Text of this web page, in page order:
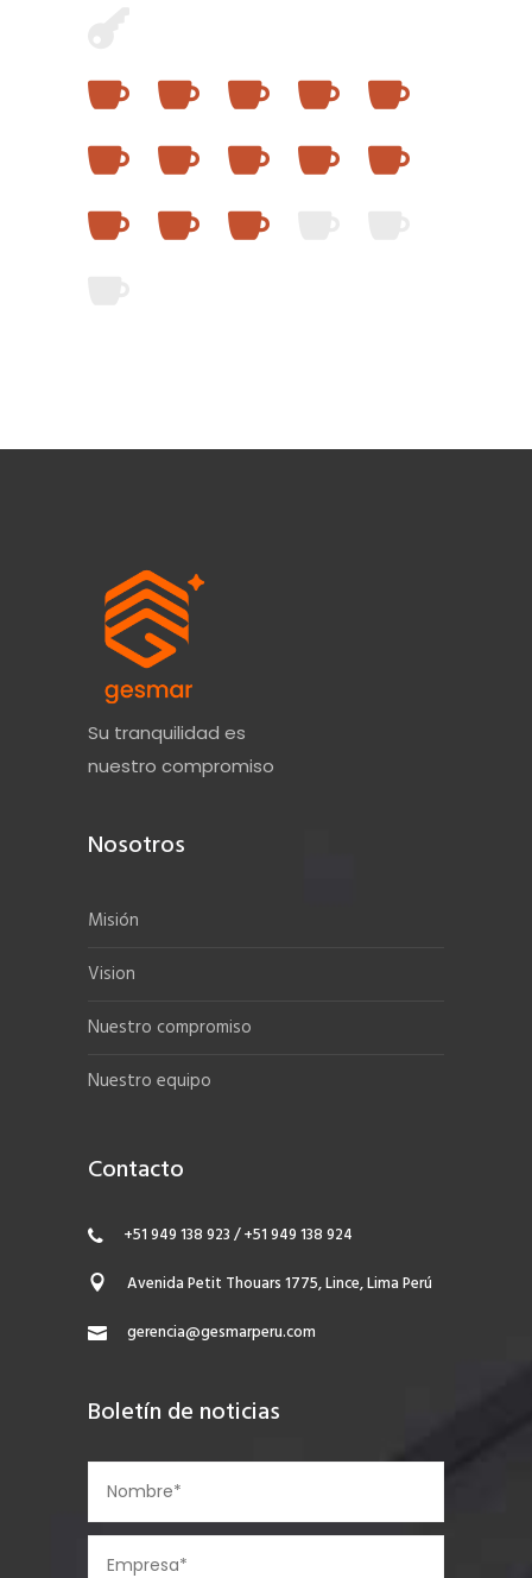
Su tranquilidad es
nuestro compromiso
Nosotros
Misión
Vision
Nuestro compromiso
Nuestro equipo
Contacto
+51 949 138 923 / +51 949 138 924
Avenida Petit Thouars 1775, Lince, Lima Perú
gerencia@gesmarperu.com
Boletín de noticias